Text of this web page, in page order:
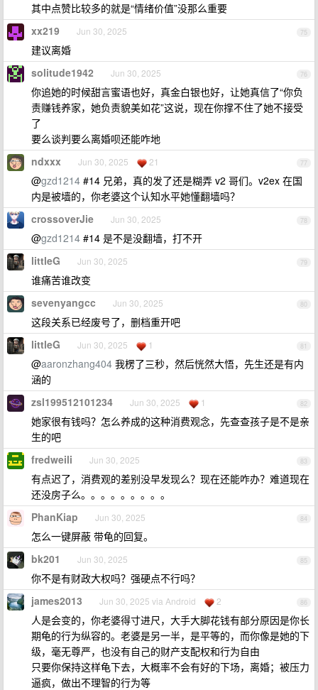
其中点赞比较多的就是“情绪价值”没那么重要
75
xx219 Jun 30, 2025
建议离婚
76
solitude1942 Jun 30, 2025
你追她的时候甜言蜜语也好，真金白银也好，让她真信了“你负
责赚钱养家，她负责貌美如花”这说，现在你撑不住了她不接受
了
要么谈判要么离婚呗还能咋地
77
ndxxx Jun 30, 2025 21
@gzd1214 #14 兄弟，真的发了还是糊弄 v2 哥们。v2ex 在国
内是被墙的，你老婆这个认知水平她懂翻墙吗？
78
crossoverJie Jun 30, 2025
@gzd1214 #14 是不是没翻墙，打不开
79
littleG Jun 30, 2025
谁痛苦谁改变
80
sevenyangcc Jun 30, 2025
这段关系已经废号了，删档重开吧
81
littleG Jun 30, 2025 1
@aaronzhang404 我楞了三秒，然后恍然大悟，先生还是有内
涵的
82
zsl199512101234 Jun 30, 2025 1
她家很有钱吗？怎么养成的这种消费观念，先查查孩子是不是亲
生的吧
83
fredweili Jun 30, 2025
有点迟了，消费观的差别没早发现么？现在还能咋办？难道现在
还没房子么。。。。。。。。。
84
PhanKiap Jun 30, 2025
怎么一键屏蔽 带龟的回复。
85
bk201 Jun 30, 2025
你不是有财政大权吗？强硬点不行吗？
86
james2013 Jun 30, 2025 via Android 2
人是会变的，你老婆得寸进尺，大手大脚花钱有部分原因是你长
期龟的行为纵容的。老婆是另一半，是平等的，而你像是她的下
级，毫无尊严，也没有自己的财产支配权和行为自由
只要你保持这样龟下去，大概率不会有好的下场，离婚；被压力
逼疯，做出不理智的行为等